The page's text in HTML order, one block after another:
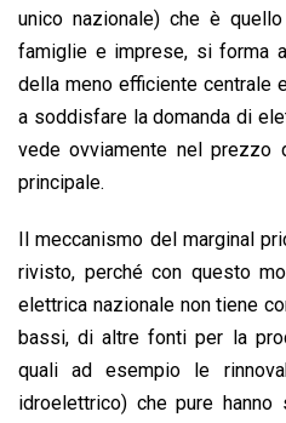
unico nazionale) che è
famiglie e imprese, si forma
della meno efficiente centrale
a soddisfare la domanda di
vede ovviamente nel prezzo
principale.
Il meccanismo del marginal
rivisto, perché con questo
elettrica nazionale non tiene
bassi, di altre fonti per la
quali ad esempio le
idroelettrico) che pure hanno